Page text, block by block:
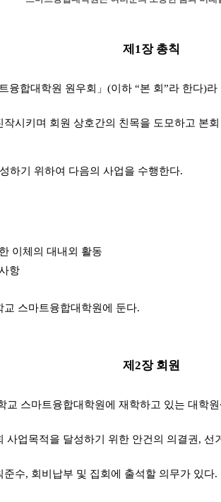
제1장 총칙
융합대학원 원우회」(이하 “본 회”라 한다)라
작시키며 회원 상호간의 친목을 도모하고 본
하기 위하여 다음의 사업을 수행한다.
이체의 대내외 활동
항
스마트융합대학원에 둔다.
제2장 회원
교 스마트융합대학원에 재학하고 있는 대학
사업목적을 달성하기 위한 안건의 의결권, 선
준수, 회비납부 및 집회에 출석할 의무가 있다.